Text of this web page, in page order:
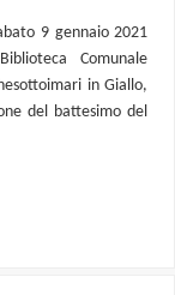
9 gennaio 2021
Comunale
in Giallo,
del battesimo del